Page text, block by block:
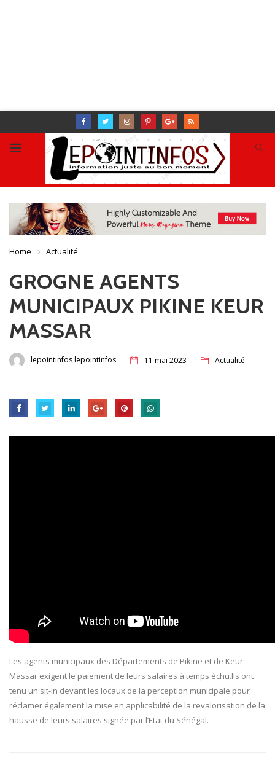
Home Actualité
GROGNE AGENTS
MUNICIPAUX PIKINE KEUR
MASSAR
lepointinfos lepointinfos 11 mai 2023 Actualité
Les agents municipaux des Départements de Pikine et de Keur
Massar exigent le paiement de leurs salaires à temps échu.Ils ont
tenu un sit-in devant les locaux de la perception municipale pour
réclamer également la mise en applicabilité de la revalorisation de la
hausse de leurs salaires signée par l’Etat du Sénégal.